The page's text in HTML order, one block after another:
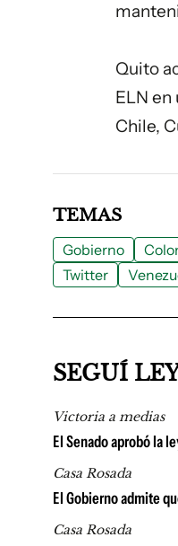
Quito
ELN en
Chile,
TEMAS
Gobierno
Twitter
SEGUÍ
Victoria a medias
El Senado aprobó la
Casa Rosada
El Gobierno admite
Casa Rosada